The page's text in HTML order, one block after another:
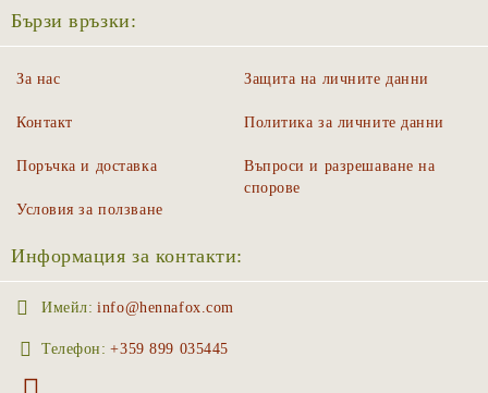
Бързи връзки:
За нас
Контакт
Поръчка и доставка
Условия за ползване
Защита на личните данни
Политика за личните данни
Въпроси и разрешаване на
спорове
Информация за контакти:
Имейл: info@hennafox.com
Телефон: +359 899 035445